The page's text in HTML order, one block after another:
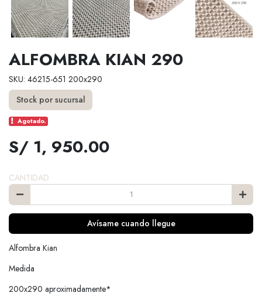
ALFOMBRA KIAN 290
SKU: 46215-651 200x290
Stock por sucursal
Agotado.
S/ 1, 950.00
CANTIDAD
Avísame cuando llegue
Alfombra Kian
Medida
200x290 aproximadamente*